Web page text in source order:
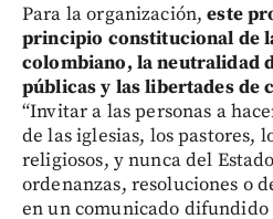
Para la organización, este
principio constitucional de
colombiano, la neutralidad
públicas y las libertades de
“Invitar a las personas a
de las iglesias, los pastores,
religiosos, y nunca del
ordenanzas, resoluciones o
en un comunicado difundido